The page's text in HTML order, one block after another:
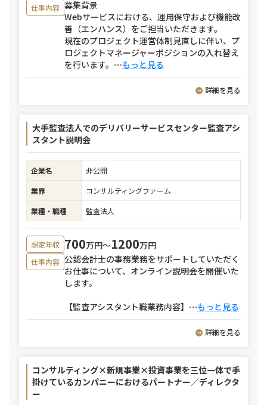
仕事内容 募集背景
Webサービスにおける、運用保守および機能改
善（エンハンス）をご担当いただきます。
現在のプロジェクト運営体制見直しに伴い、プ
ロジェクトマネージャーポジションの入れ替え
を行います。 ⋯もっと見る
詳細を見る
大手監査法人でのデリバリーサービスセンター監査アシ
スタント説明会
企業名
非公開
業界
コンサルティングファーム
業種・職種
監査法人
想定年収 700万円〜1200万円
仕事内容 公認会計士の事務業務をサポートしていただく
お仕事について、オンライン説明会を開催いた
します。
【監査アシスタント職業務内容】 ⋯もっと見る
詳細を見る
コンサルティング×新規事業×投資事業を三位一体で手
掛けているカンパニーにおけるパートナー／ディレクタ
ー